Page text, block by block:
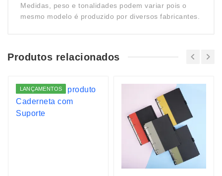
Medidas, peso e tonalidades podem variar pois o
mesmo modelo é produzido por diversos fabricantes.
Produtos relacionados
LANÇAMENTOS